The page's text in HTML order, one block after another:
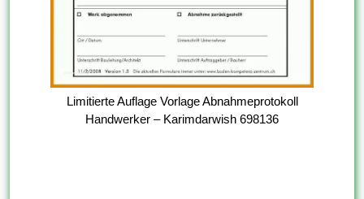
Limitierte Auflage Vorlage Abnahmeprotokoll
Handwerker – Karimdarwish 698136